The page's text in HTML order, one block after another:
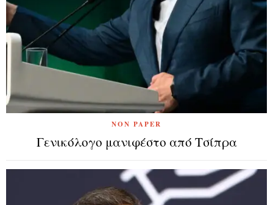
NON PAPER
Γενικόλογο μανιφέστο από Τσίπρα